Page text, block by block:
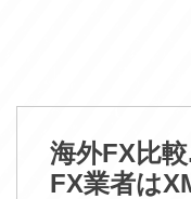
海外FX比
FX業者は